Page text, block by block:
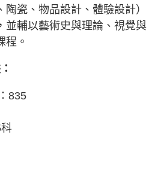
瓷、物品設計、體驗設計）
並輔以藝術史與理論、視覺與
程。
835